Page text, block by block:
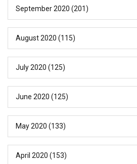
September 2020 (201)
August 2020 (115)
July 2020 (125)
June 2020 (125)
May 2020 (133)
April 2020 (153)